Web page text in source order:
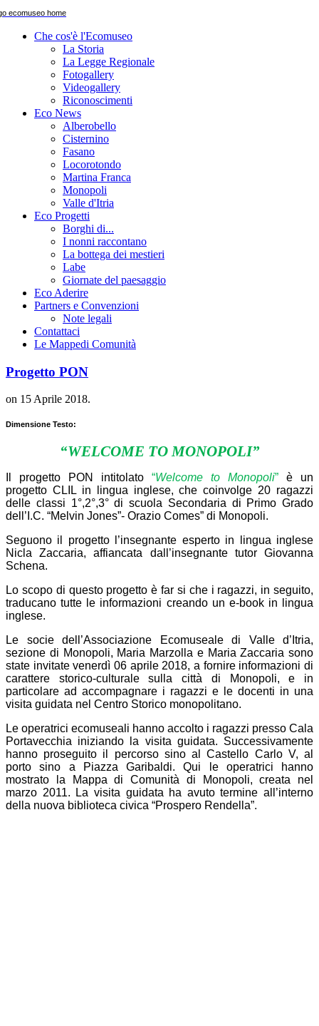
Che cos'è l'Ecomuseo
La Storia
La Legge Regionale
Fotogallery
Videogallery
Riconoscimenti
Eco News
Alberobello
Cisternino
Fasano
Locorotondo
Martina Franca
Monopoli
Valle d'Itria
Eco Progetti
Borghi di...
I nonni raccontano
La bottega dei mestieri
Labe
Giornate del paesaggio
Eco Aderire
Partners e Convenzioni
Note legali
Contattaci
Le Mappedi Comunità
Progetto PON
on 15 Aprile 2018.
Dimensione Testo:
“WELCOME TO MONOPOLI”
Il progetto PON intitolato “Welcome to Monopoli” è un
progetto CLIL in lingua inglese, che coinvolge 20 ragazzi
delle classi 1°,2°,3° di scuola Secondaria di Primo Grado
dell’I.C. “Melvin Jones”- Orazio Comes” di Monopoli.
Seguono il progetto l’insegnante esperto in lingua inglese
Nicla Zaccaria, affiancata dall’insegnante tutor Giovanna
Schena.
Lo scopo di questo progetto è far si che i ragazzi, in seguito,
traducano tutte le informazioni creando un e-book in lingua
inglese.
Le socie dell’Associazione Ecomuseale di Valle d’Itria,
sezione di Monopoli, Maria Marzolla e Maria Zaccaria sono
state invitate venerdì 06 aprile 2018, a fornire informazioni di
carattere storico-culturale sulla città di Monopoli, e in
particolare ad accompagnare i ragazzi e le docenti in una
visita guidata nel Centro Storico monopolitano.
Le operatrici ecomuseali hanno accolto i ragazzi presso Cala
Portavecchia iniziando la visita guidata. Successivamente
hanno proseguito il percorso sino al Castello Carlo V, al
porto sino a Piazza Garibaldi. Qui le operatrici hanno
mostrato la Mappa di Comunità di Monopoli, creata nel
marzo 2011. La visita guidata ha avuto termine all’interno
della nuova biblioteca civica “Prospero Rendella”.